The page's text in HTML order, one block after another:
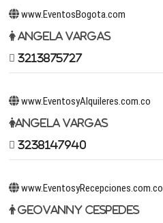
www.EventosBogota.com
Angela Vargas
3213875727
www.EventosyAlquileres.com.co
Angela Vargas
3238147940
www.EventosyRecepciones.com.co
Geovanny Cespedes